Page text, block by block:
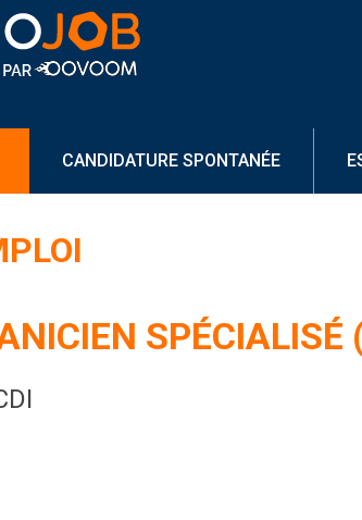
CANDIDATURE SPONTANÉE
SPÉCIALISÉ